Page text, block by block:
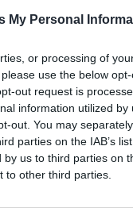
My Personal
or processing of
use the below
out request is
information utilized by
out. You may
parties on the IAB’s
by us to third parties on
to other third parties.
Alex fechou a
história. Os golos
está a apenas três
também marcaram.